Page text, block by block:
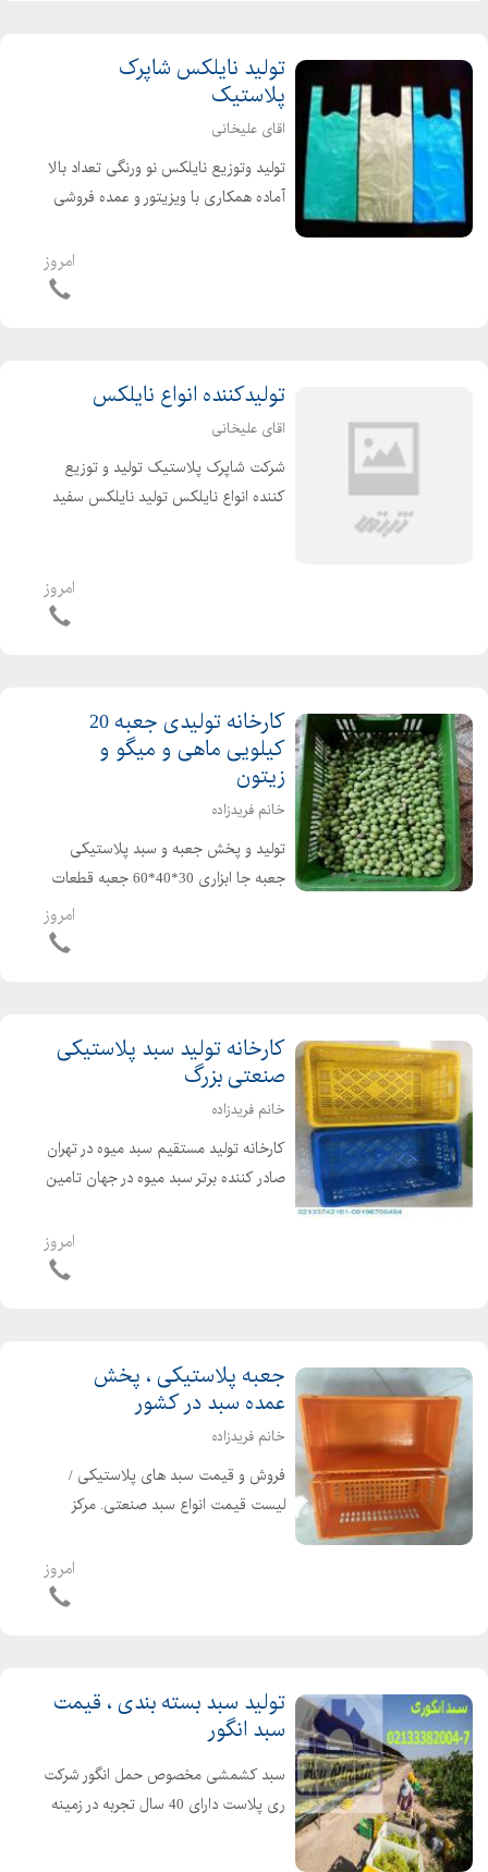
تولید نایلکس شاپرک
پلاستیک
اقای علیخانی
تولید وتوزیع نایلکس نو ورنگی تعداد بالا
آماده همکاری با ویزیتور و عمده فروشی
ارزش افزوده برای شرکت ها ونهادها وامروز
تولیدکننده انواع نایلکس
اقای علیخانی
شرکت شاپرک پلاستیک تولید و توزیع
کننده انواع نایلکس تولید نایلکس سفید
و مناسب برای استفاده در سوپرمارکت،امروز
کارخانه تولیدی جعبه 20
کیلویی ماهی و میگو و
زیتون
خانم فریدزاده
تولید و پخش جعبه و سبد پلاستیکی
جعبه جا ابزاری 30*40*60 جعبه قطعات
امروز
کارخانه تولید سبد پلاستیکی
صنعتی بزرگ
خانم فریدزاده
کارخانه تولید مستقیم سبد میوه در تهران
صادر کننده برتر سبد میوه در جهان تامین
مستقیم سبد صنعتی بزرگ با مناسبامروز
جعبه پلاستیکی ، پخش
عمده سبد در کشور
خانم فریدزاده
فروش و قیمت سبد های پلاستیکی /
لیست قیمت انواع سبد صنعتی. مرکز
و تک فروشی مواد تولیدی پلی اتیلنامروز
تولید سبد بسته بندی ، قیمت
سبد انگور
سبد کشمشی مخصوص حمل انگور شرکت
ری پلاست دارای 40 سال تجربه در زمینه